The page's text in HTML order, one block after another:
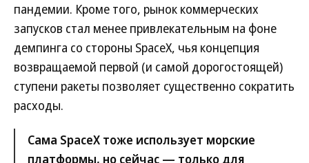
пандемии. Кроме того, рынок коммерческих
запусков стал менее привлекательным на фоне
демпинга со стороны SpaceХ, чья концепция
возвращаемой первой (и самой дорогостоящей)
ступени ракеты позволяет существенно сократить
расходы.
Сама SpaceХ тоже использует морские
платформы, но сейчас — только для